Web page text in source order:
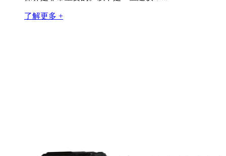
了解更多 +